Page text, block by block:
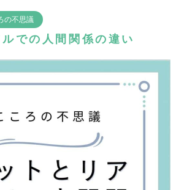
の不思議
での人間関係の違い